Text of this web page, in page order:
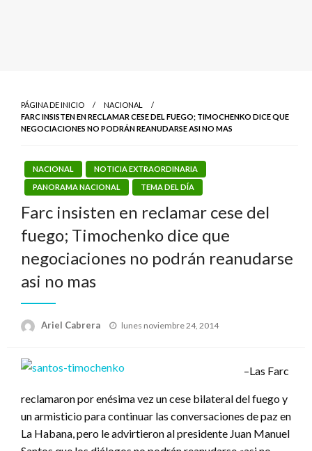
PÁGINA DE INICIO
NACIONAL
FARC INSISTEN EN RECLAMAR CESE DEL FUEGO; TIMOCHENKO DICE QUE
NEGOCIACIONES NO PODRÁN REANUDARSE ASI NO MAS
NACIONAL
NOTICIA EXTRAORDINARIA
PANORAMA NACIONAL
TEMA DEL DÍA
Farc insisten en reclamar cese del
fuego; Timochenko dice que
negociaciones no podrán reanudarse
asi no mas
Ariel Cabrera
Publicado
lunes noviembre 24, 2014
–Las Farc
reclamaron por enésima vez un cese bilateral del fuego y
un armisticio para continuar las conversaciones de paz en
La Habana, pero le advirtieron al presidente Juan Manuel